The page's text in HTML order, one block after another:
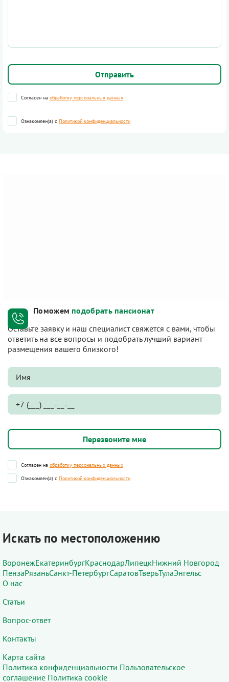
Согласен на обработку персональных данных
Ознакомлен(а) с Политикой конфиденциальности
Поможем подобрать пансионат
Оставьте заявку и наш специалист свяжется с вами, чтобы
ответить на все вопросы и подобрать лучший вариант
размещения вашего близкого!
Согласен на обработку персональных данных
Ознакомлен(а) с Политикой конфиденциальности
Искать по местоположению
ВоронежЕкатеринбургКраснодарЛипецкНижний Новгород
ПензаРязаньСанкт-ПетербургСаратовТверьТулаЭнгельс
О нас
Статьи
Вопрос-ответ
Контакты
Карта сайта
Политика конфиденциальности Пользовательское
соглашение Политика cookie